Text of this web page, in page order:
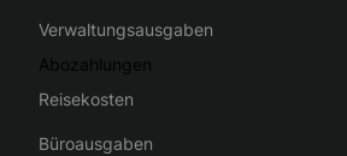
Verwaltungsausgaben
Abozahlungen
Reisekosten
Büroausgaben